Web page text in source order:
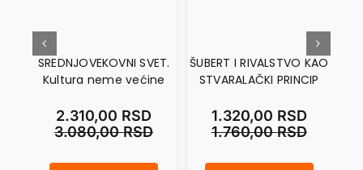
SREDNJOVEKOVNI SVET.
Kultura neme većine
3.080,00RSD
2.310,00 RSD
ŠUBERT I RIVALSTVO KAO
STVARALAČKI PRINCIP
1.760,00RSD
1.320,00 RSD